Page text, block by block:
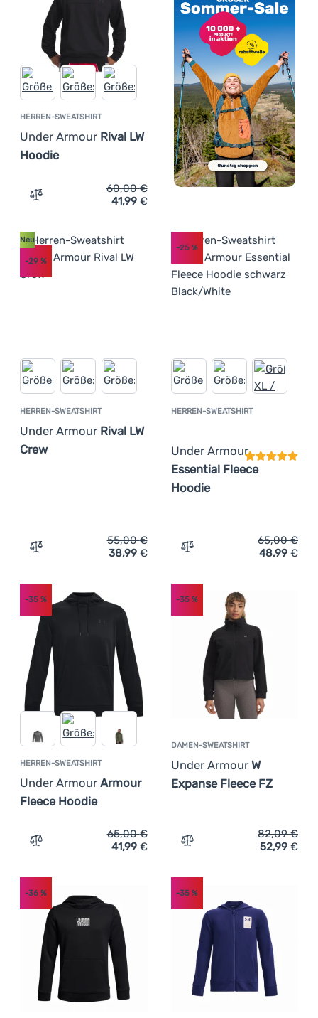
HERREN-SWEATSHIRT
Under Armour Rival LW
Hoodie
Zum Vergleich 'Herren-Sweatshirt Under Armour Rival
60,00€
41,99 €
HERREN-SWEATSHIRT
Under Armour Rival LW
Crew
Neu
-29 %
Zum Vergleich 'Herren-Sweatshirt Under Armour Rival
55,00€
38,99 €
HERREN-SWEATSHIRT
Under Armour
Essential Fleece
Hoodie
-25%
Zum Vergleich 'Herren-
65,00€
48,99 €
HERREN-SWEATSHIRT
Under Armour Armour
Fleece Hoodie
-35 %
Zum Vergleich 'Herren-Sweatshirt Under Armour
65,00€
41,99 €
DAMEN-SWEATSHIRT
Under Armour W
Expanse Fleece FZ
-35%
Zum Vergleich 'Damen-
82,09€
52,99 €
-36 % -35%